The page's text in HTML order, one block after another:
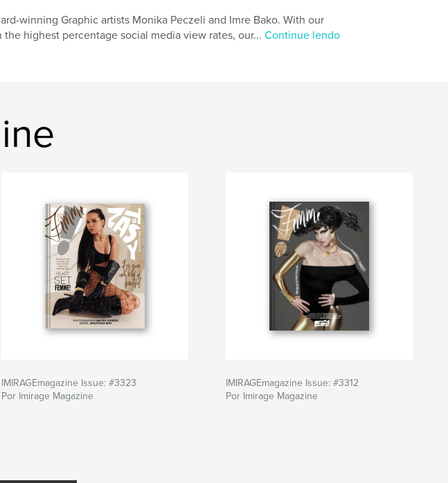
winning Graphic artists Monika Peczeli and Imre Bako. With our
highest percentage social media view rates, our... Continue lendo
IMIRAGEmagazine Issue: #3323
Por Imirage Magazine
IMIRAGEmagazine Issue: #3312
Por Imirage Magazine